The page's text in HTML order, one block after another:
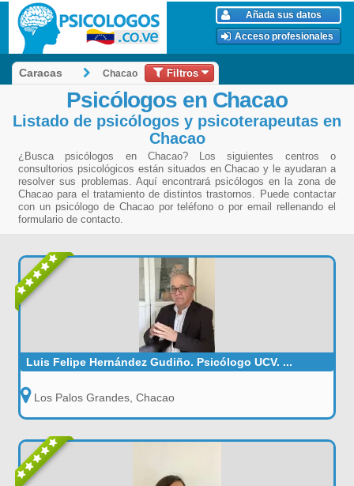
Añada sus datos
Acceso profesionales
Caracas Chacao Filtros
Psicólogos en Chacao
Listado de psicólogos y psicoterapeutas en
Chacao
¿Busca psicólogos en Chacao? Los siguientes centros o
consultorios psicológicos están situados en Chacao y le ayudaran a
resolver sus problemas. Aquí encontrará psicólogos en la zona de
Chacao para el tratamiento de distintos trastornos. Puede contactar
con un psicólogo de Chacao por teléfono o por email rellenando el
formulario de contacto.
Luis Felipe Hernández Gudiño. Psicólogo UCV. ...
Los Palos Grandes, Chacao